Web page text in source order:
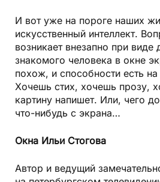
И вот уже на пороге наших
искусственный интеллект.
возникает внезапно при виде
знакомого человека в окне
похож, и способности есть
Хочешь стих, хочешь прозу,
картину напишет. Или, чего
что-нибудь с экрана…
Окна Ильи Стогова
Автор и ведущий